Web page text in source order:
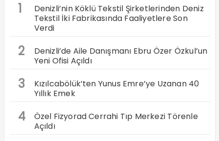
1
Denizli’nin Köklü Tekstil Şirketlerinden Deniz
Tekstil İki Fabrikasında Faaliyetlere Son
Verdi
2
Denizli’de Aile Danışmanı Ebru Özer Özkul’un
Yeni Ofisi Açıldı
3
Kızılcabölük’ten Yunus Emre’ye Uzanan 40
Yıllık Emek
4
Özel Fizyorad Cerrahi Tıp Merkezi Törenle
Açıldı